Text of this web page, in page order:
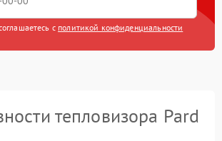
с политикой конфиденциальности
тепловизора Pard